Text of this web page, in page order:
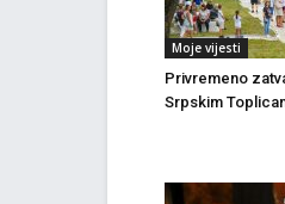
Moje vijesti
Privremeno
Srpskim